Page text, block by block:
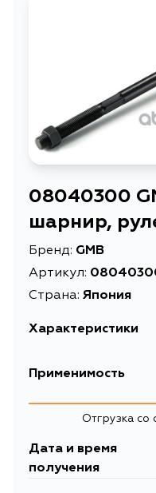
08040300
шарнир,
Бренд: GMB
Артикул:
Страна: Япония
Характеристики
Высота упаковки, мм
Объем упаковки, л
Применимость
Hyundai
Mitsubishi
Отгрузка со
Дата и время
получения